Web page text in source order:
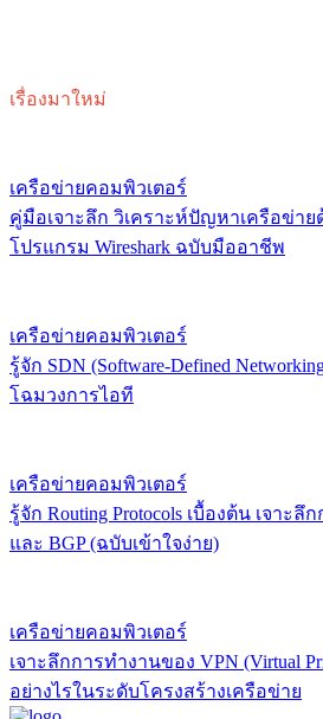
เรื่องมาใหม่
เครือข่ายคอมพิวเตอร์
คู่มือเจาะลึก วิเคราะห์ปัญหาเครือข่าย
โปรแกรม Wireshark ฉบับมืออาชีพ
เครือข่ายคอมพิวเตอร์
รู้จัก SDN (Software-Defined
โฉมวงการไอที
เครือข่ายคอมพิวเตอร์
รู้จัก Routing Protocols เบื้องต้น เจาะลึ
และ BGP (ฉบับเข้าใจง่าย)
เครือข่ายคอมพิวเตอร์
เจาะลึกการทำงานของ VPN (Virtual
อย่างไรในระดับโครงสร้างเครือข่าย